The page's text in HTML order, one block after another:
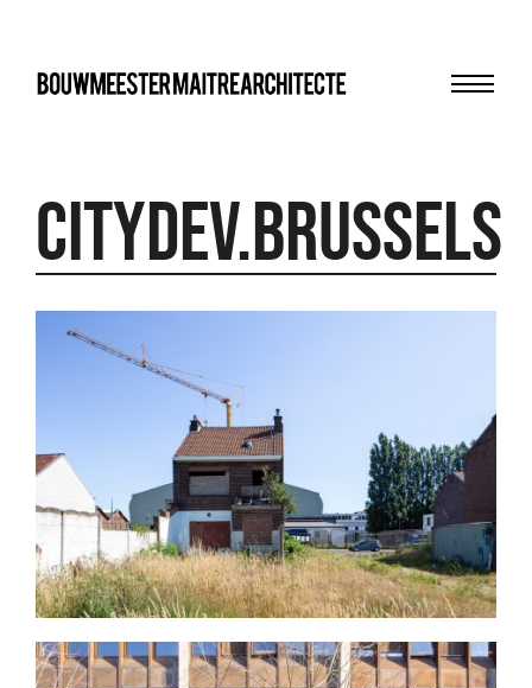
citydev.brussels